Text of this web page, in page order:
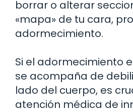
borrar o alterar
«mapa» de tu cara,
adormecimiento.
Si el adormecimiento
se acompaña de
lado del cuerpo, es
atención médica de